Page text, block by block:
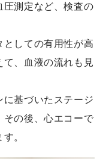
圧測定など、検査の
としての有用性が高
て、血液の流れも見
に基づいたステージ
その後、心エコーで
。